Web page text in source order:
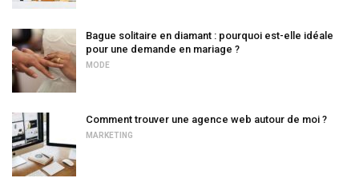
Bague solitaire en diamant : pourquoi est-elle idéale
pour une demande en mariage ?
MODE
Comment trouver une agence web autour de moi ?
MARKETING